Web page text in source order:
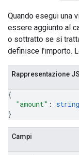
Quando esegui una
essere aggiunto al
o sottratto se si
definisce l'importo.
Rappresentazione
{
"amount" : string
}
Campi